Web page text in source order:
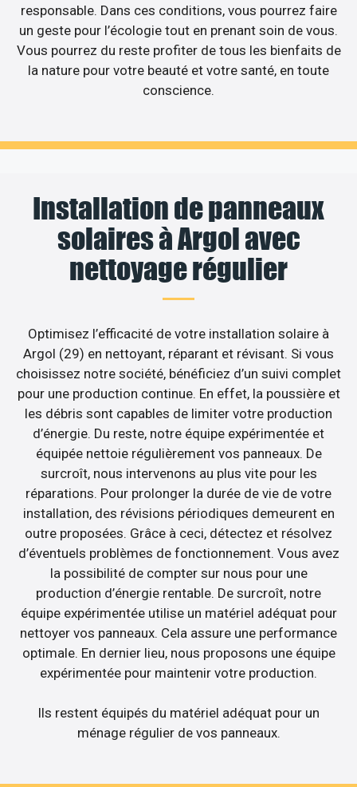
responsable. Dans ces conditions, vous pourrez faire
un geste pour l’écologie tout en prenant soin de vous.
Vous pourrez du reste profiter de tous les bienfaits de
la nature pour votre beauté et votre santé, en toute
conscience.
Installation de panneaux
solaires à Argol avec
nettoyage régulier
Optimisez l’efficacité de votre installation solaire à
Argol (29) en nettoyant, réparant et révisant. Si vous
choisissez notre société, bénéficiez d’un suivi complet
pour une production continue. En effet, la poussière et
les débris sont capables de limiter votre production
d’énergie. Du reste, notre équipe expérimentée et
équipée nettoie régulièrement vos panneaux. De
surcroît, nous intervenons au plus vite pour les
réparations. Pour prolonger la durée de vie de votre
installation, des révisions périodiques demeurent en
outre proposées. Grâce à ceci, détectez et résolvez
d’éventuels problèmes de fonctionnement. Vous avez
la possibilité de compter sur nous pour une
production d’énergie rentable. De surcroît, notre
équipe expérimentée utilise un matériel adéquat pour
nettoyer vos panneaux. Cela assure une performance
optimale. En dernier lieu, nous proposons une équipe
expérimentée pour maintenir votre production.
Ils restent équipés du matériel adéquat pour un
ménage régulier de vos panneaux.